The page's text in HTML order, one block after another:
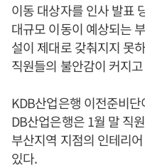
이동 대상자를 인사 발표
대규모 이동이 예상되는
설이 제대로 갖춰지지 못
직원들의 불안감이 커지
KDB산업은행 이전준비
DB산업은행은 1월 말 직
부산지역 지점의 인테리
있다.